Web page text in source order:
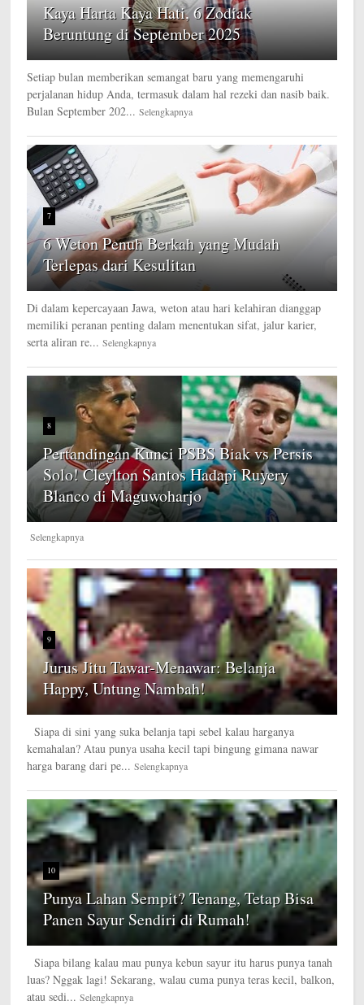
Kaya Harta Kaya Hati, 6 Zodiak
Beruntung di September 2025
Setiap bulan memberikan semangat baru yang memengaruhi
perjalanan hidup Anda, termasuk dalam hal rezeki dan nasib baik.
Bulan September 202... Selengkapnya
7
6 Weton Penuh Berkah yang Mudah
Terlepas dari Kesulitan
Di dalam kepercayaan Jawa, weton atau hari kelahiran dianggap
memiliki peranan penting dalam menentukan sifat, jalur karier,
serta aliran re... Selengkapnya
8
Pertandingan Kunci PSBS Biak vs Persis
Solo! Cleylton Santos Hadapi Ruyery
Blanco di Maguwoharjo
Selengkapnya
9
Jurus Jitu Tawar-Menawar: Belanja
Happy, Untung Nambah!
Siapa di sini yang suka belanja tapi sebel kalau harganya
kemahalan? Atau punya usaha kecil tapi bingung gimana nawar
harga barang dari pe... Selengkapnya
10
Punya Lahan Sempit? Tenang, Tetap Bisa
Panen Sayur Sendiri di Rumah!
Siapa bilang kalau mau punya kebun sayur itu harus punya tanah
luas? Nggak lagi! Sekarang, walau cuma punya teras kecil, balkon,
atau sedi... Selengkapnya